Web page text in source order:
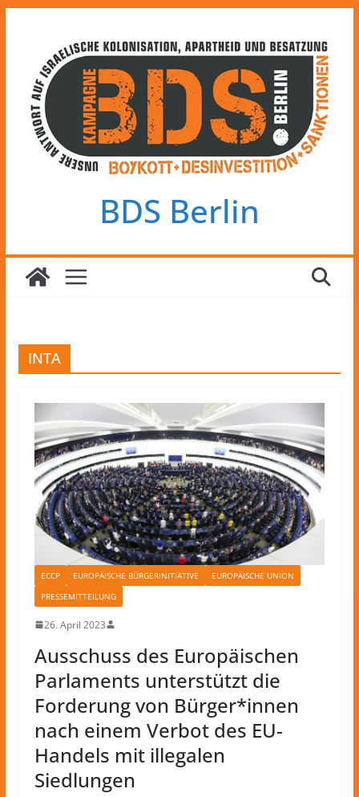
springen
BDS Berlin
INTA
ECCP EUROPÄISCHE BÜRGERINITIATIVE
EUROPÄISCHE UNION
PRESSEMITTEILUNG
26. April 2023
Ausschuss des Europäischen
Parlaments unterstützt die
Forderung von Bürger*innen
nach einem Verbot des EU-
Handels mit illegalen
Siedlungen